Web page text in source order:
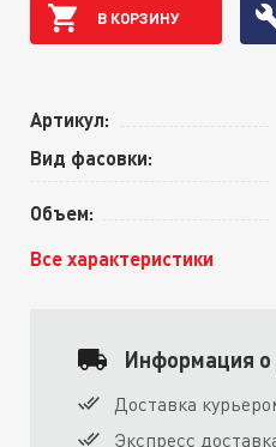
В КОРЗИНУ
Артикул:
Вид фасовки:
Объем:
Все характеристики
Информация о
Доставка
Экспресс